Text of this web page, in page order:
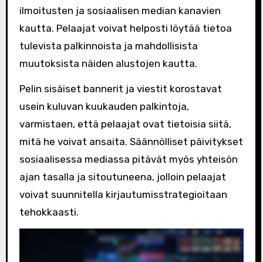
ilmoitusten ja sosiaalisen median kanavien
kautta. Pelaajat voivat helposti löytää tietoa
tulevista palkinnoista ja mahdollisista
muutoksista näiden alustojen kautta.
Pelin sisäiset bannerit ja viestit korostavat
usein kuluvan kuukauden palkintoja,
varmistaen, että pelaajat ovat tietoisia siitä,
mitä he voivat ansaita. Säännölliset päivitykset
sosiaalisessa mediassa pitävät myös yhteisön
ajan tasalla ja sitoutuneena, jolloin pelaajat
voivat suunnitella kirjautumisstrategioitaan
tehokkaasti.